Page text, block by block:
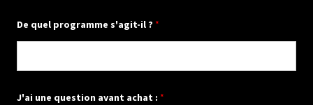
De quel programme s'agit-il ? *
J'ai une question avant achat : *